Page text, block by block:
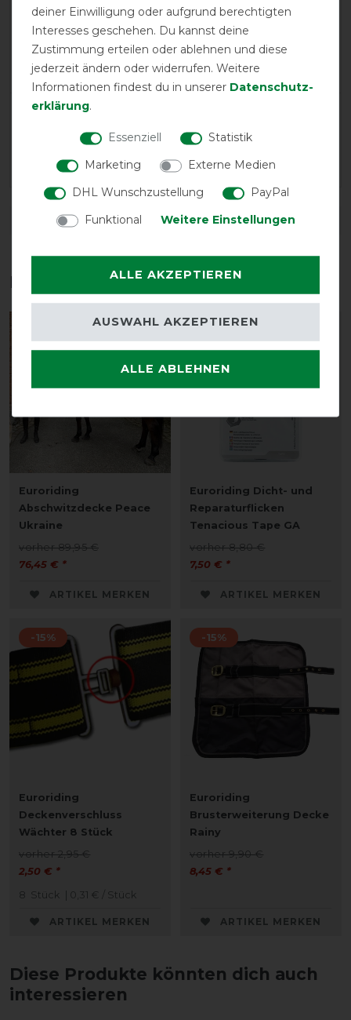
Positive
100%
Negative
15.03.2026
Pferdedecken sind sehr gut.
DETAILS ZUR PRODUKTSICHERHEIT
Das perfekte Zubehör für dich
Euroriding
Abschwitzdecke Peace
Ukraine
vorher 89,95 €
76,45 € *
ARTIKEL MERKEN
Euroriding Dicht- und
Reparaturflicken
Tenacious Tape GA
vorher 8,80 €
7,50 € *
ARTIKEL MERKEN
-15%
Euroriding
Deckenverschluss
Wächter 8 Stück
vorher 2,95 €
2,50 € *
8 Stück | 0,31 € / Stück
ARTIKEL MERKEN
-15%
Euroriding
Brusterweiterung Decke
Rainy
vorher 9,90 €
8,45 € *
ARTIKEL MERKEN
Diese Produkte könnten dich auch
interessieren
deiner Einwilligung oder aufgrund berechtigten
Interesses geschehen. Du kannst deine
Zustimmung erteilen oder ablehnen und diese
jederzeit ändern oder widerrufen. Weitere
Informationen findest du in unserer Daten­schutz­
erklärung.
Essenziell
Statistik
Marketing
Externe Medien
DHL Wunschzustellung
PayPal
Funktional
Weitere Einstellungen
ALLE AKZEPTIEREN
ALLE ABLEHNEN
AUSWAHL AKZEPTIEREN